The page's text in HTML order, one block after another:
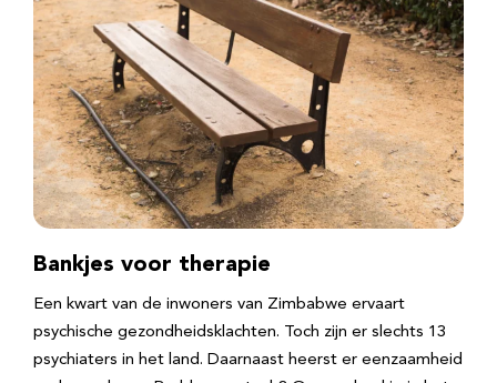
Bankjes voor therapie
Een kwart van de inwoners van Zimbabwe ervaart
psychische gezondheidsklachten. Toch zijn er slechts 13
psychiaters in het land. Daarnaast heerst er eenzaamheid